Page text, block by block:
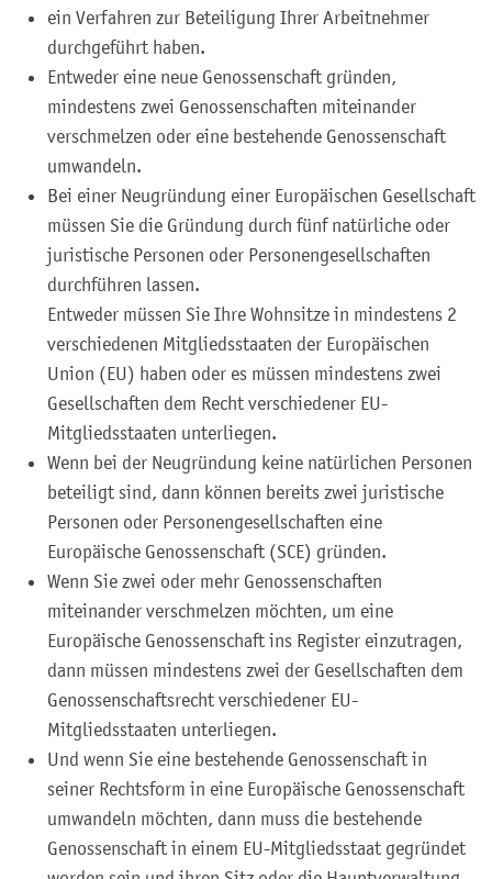
ein Verfahren zur Beteiligung Ihrer Arbeitnehmer
durchgeführt haben.
Entweder eine neue Genossenschaft gründen,
mindestens zwei Genossenschaften miteinander
verschmelzen oder eine bestehende Genossenschaft
umwandeln.
Bei einer Neugründung einer Europäischen Gesellschaft
müssen Sie die Gründung durch fünf natürliche oder
juristische Personen oder Personengesellschaften
durchführen lassen.
Entweder müssen Sie Ihre Wohnsitze in mindestens 2
verschiedenen Mitgliedsstaaten der Europäischen
Union (EU) haben oder es müssen mindestens zwei
Gesellschaften dem Recht verschiedener EU-
Mitgliedsstaaten unterliegen.
Wenn bei der Neugründung keine natürlichen Personen
beteiligt sind, dann können bereits zwei juristische
Personen oder Personengesellschaften eine
Europäische Genossenschaft (SCE) gründen.
Wenn Sie zwei oder mehr Genossenschaften
miteinander verschmelzen möchten, um eine
Europäische Genossenschaft ins Register einzutragen,
dann müssen mindestens zwei der Gesellschaften dem
Genossenschaftsrecht verschiedener EU-
Mitgliedsstaaten unterliegen.
Und wenn Sie eine bestehende Genossenschaft in
seiner Rechtsform in eine Europäische Genossenschaft
umwandeln möchten, dann muss die bestehende
Genossenschaft in einem EU-Mitgliedsstaat gegründet